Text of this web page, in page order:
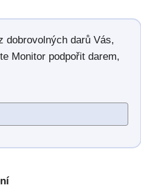
dobrovolných darů Vás,
Monitor podpořit darem,